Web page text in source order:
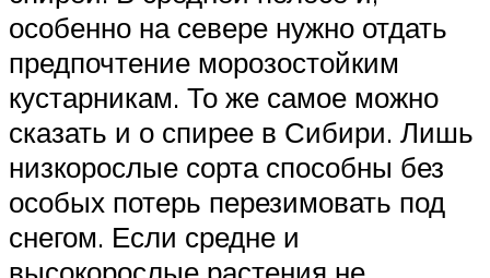
особенно на севере нужно отдать
предпочтение морозостойким
кустарникам. То же самое можно
сказать и о спирее в Сибири. Лишь
низкорослые сорта способны без
особых потерь перезимовать под
снегом. Если средне и